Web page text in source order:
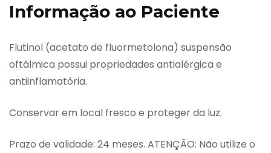
Informação ao Paciente
Flutinol (acetato de fluormetolona) suspensão
oftálmica possui propriedades antialérgica e
antiinflamatória.
Conservar em local fresco e proteger da luz.
Prazo de validade: 24 meses. ATENÇÃO: Não utilize o